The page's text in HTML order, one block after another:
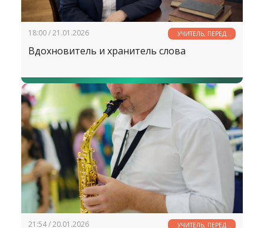
18:00 / 21.01.2026
УЧИТЕЛЬ, ПЕРЕД
ИМЕНЕМ ТВОИМ...
Вдохновитель и хранитель слова
21:54 / 20.01.2026 УЧИТЕЛЬ, ПЕРЕД